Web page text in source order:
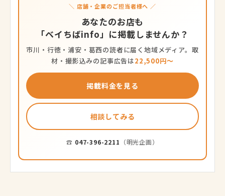
＼ 店舗・企業のご担当者様へ ／
あなたのお店も
「ベイちばinfo」に掲載しませんか？
市川・行徳・浦安・葛西の読者に届く地域メディア。取
材・撮影込みの記事広告は22,500円〜
掲載料金を見る
相談してみる
☎ 047-396-2211 （明光企画）